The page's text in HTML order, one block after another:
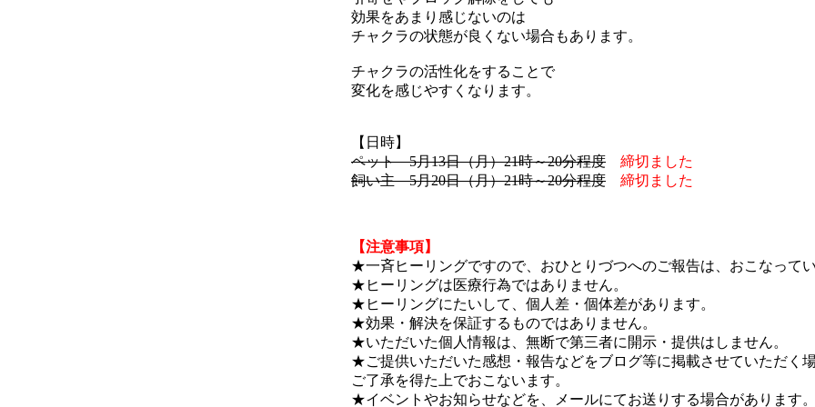
効果をあまり感じないのは
チャクラの状態が良くない場合もあります。
チャクラの活性化をすることで
変化を感じやすくなります。
【日時】
ペット 5月13日（月）21時～20分程度 締切ました
飼い主 5月20日（月）21時～20分程度 締切ました
【注意事項】
★一斉ヒーリングですので、おひとりづつへのご報告は、おこなってい
★ヒーリングは医療行為ではありません。
★ヒーリングにたいして、個人差・個体差があります。
★効果・解決を保証するものではありません。
★いただいた個人情報は、無断で第三者に開示・提供はしません。
★ご提供いただいた感想・報告などをブログ等に掲載させていただく
ご了承を得た上でおこないます。
★イベントやお知らせなどを、メールにてお送りする場合があります。